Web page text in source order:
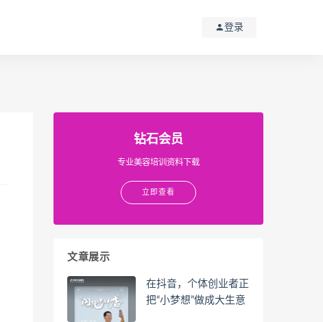
登录
钻石会员
专业美容培训资料下载
立即查看
文章展示
在抖音，个体创业者正
把“小梦想”做成大生意